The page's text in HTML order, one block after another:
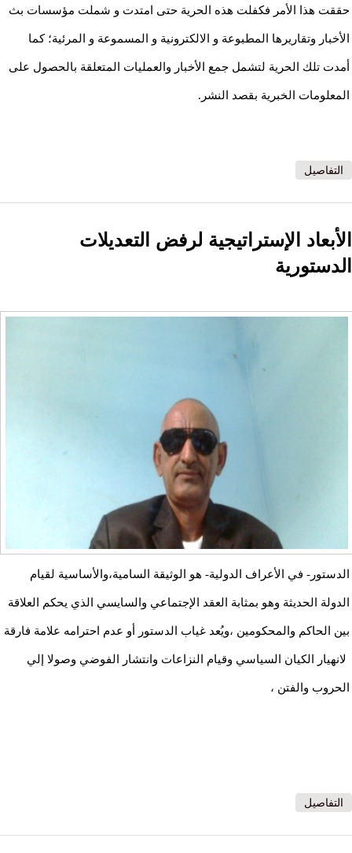
حققت هذا الأمر فكفلت هذه الحرية حتى امتدت و شملت مؤسسات بث
الأخبار وتقاريرها المطبوعة و الالكترونية و المسموعة و المرئية؛ كما
أمدت تلك الحرية لتشمل جمع الأخبار والعمليات المتعلقة بالحصول على
المعلومات الخبرية بقصد النشر.
التفاصيل
الأبعاد الإستراتيجية لرفض التعديلات
الدستورية
الدستور- في الأعراف الدولية- هو الوثيقة السامية،والأساسية لقيام
الدولة الحديثة وهو بمثابة العقد الإجتماعي والسايسي الذي يحكم العلاقة
بين الحاكم والمحكومين ،ويُعد غياب الدستور أو عدم احترامه علامة فارقة
لانهيار الكيان السياسي وقيام النزاعات وانتشار الفوضي وصولا إلي
الحروب والفتن ،
التفاصيل